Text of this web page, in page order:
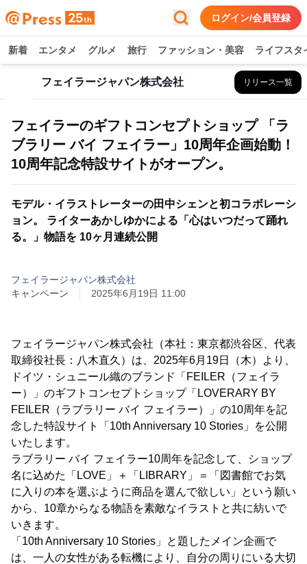
ログイン/会員登録
新着 エンタメ グルメ 旅行 ファッション・美容 ライフスタ
フェイラージャパン株式会社 リリース一覧
フェイラーのギフトコンセプトショップ 「ラ
ブラリー バイ フェイラー」10周年企画始動！
10周年記念特設サイトがオープン。
モデル・イラストレーターの田中シェンと初コラボレーシ
ョン。 ライターあかしゆかによる「心はいつだって踊れ
る。」物語を 10ヶ月連続公開
フェイラージャパン株式会社
キャンペーン
2025年6月19日 11:00
フェイラージャパン株式会社（本社：東京都渋谷区、代表
取締役社長：八木直久）は、2025年6月19日（木）より、
ドイツ・シュニール織のブランド「FEILER（フェイラ
ー）」のギフトコンセプトショップ「LOVERARY BY
FEILER（ラブラリー バイ フェイラー）」の10周年を記
念した特設サイト「10th Anniversary 10 Stories」を公開
いたします。
ラブラリー バイ フェイラー10周年を記念して、ショップ
名に込めた「LOVE」＋「LIBRARY」＝「図書館でお気
に入りの本を選ぶように商品を選んで欲しい」という願い
から、10章からなる物語を素敵なイラストと共に紡いで
いきます。
「10th Anniversary 10 Stories」と題したメイン企画で
は、一人の女性がある転機により、自分の周りにいる大切